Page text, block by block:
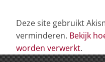
Deze site gebruikt
verminderen. Bekijk
worden verwerkt.